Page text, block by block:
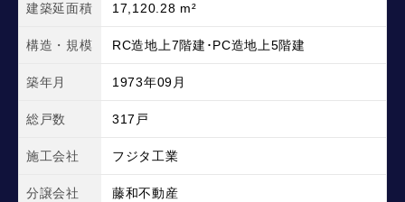
建築延面積 17,120.28 m²
構造・規模 RC造地上7階建･PC造地上5階建
築年月 1973年09月
総戸数 317戸
施工会社 フジタ工業
分譲会社 藤和不動産